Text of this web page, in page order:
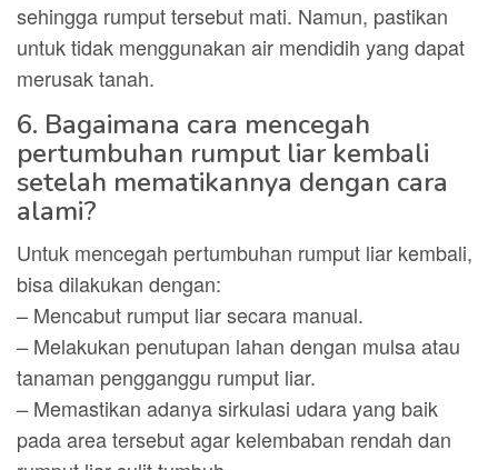
sehingga rumput tersebut mati. Namun, pastikan
untuk tidak menggunakan air mendidih yang dapat
merusak tanah.
6. Bagaimana cara mencegah
pertumbuhan rumput liar kembali
setelah mematikannya dengan cara
alami?
Untuk mencegah pertumbuhan rumput liar kembali,
bisa dilakukan dengan:
– Mencabut rumput liar secara manual.
– Melakukan penutupan lahan dengan mulsa atau
tanaman pengganggu rumput liar.
– Memastikan adanya sirkulasi udara yang baik
pada area tersebut agar kelembaban rendah dan